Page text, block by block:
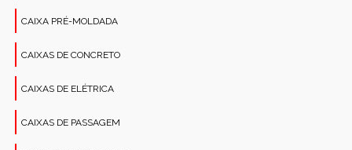
CAIXA PRÉ-MOLDADA
CAIXAS DE CONCRETO
CAIXAS DE ELÉTRICA
CAIXAS DE PASSAGEM